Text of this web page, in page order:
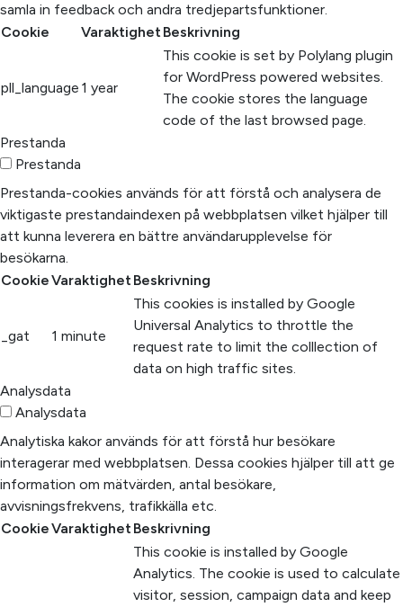
samla in feedback och andra tredjepartsfunktioner.
Cookie
VaraktighetBeskrivning
pll_language 1 year
This cookie is set by Polylang plugin
for WordPress powered websites.
The cookie stores the language
code of the last browsed page.
Prestanda
Prestanda
Prestanda-cookies används för att förstå och analysera de
viktigaste prestandaindexen på webbplatsen vilket hjälper till
att kunna leverera en bättre användarupplevelse för
besökarna.
CookieVaraktighetBeskrivning
_gat 1 minute
This cookies is installed by Google
Universal Analytics to throttle the
request rate to limit the colllection of
data on high traffic sites.
Analysdata
Analysdata
Analytiska kakor används för att förstå hur besökare
interagerar med webbplatsen. Dessa cookies hjälper till att ge
information om mätvärden, antal besökare,
avvisningsfrekvens, trafikkälla etc.
CookieVaraktighetBeskrivning
This cookie is installed by Google
Analytics. The cookie is used to calculate
visitor, session, campaign data and keep